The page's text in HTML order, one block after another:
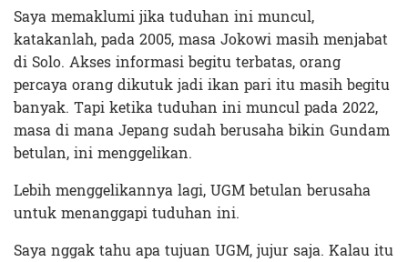
Saya memaklumi jika tuduhan ini muncul,
katakanlah, pada 2005, masa Jokowi masih menjabat
di Solo. Akses informasi begitu terbatas, orang
percaya orang dikutuk jadi ikan pari itu masih begitu
banyak. Tapi ketika tuduhan ini muncul pada 2022,
masa di mana Jepang sudah berusaha bikin Gundam
betulan, ini menggelikan.
Lebih menggelikannya lagi, UGM betulan berusaha
untuk menanggapi tuduhan ini.
Saya nggak tahu apa tujuan UGM, jujur saja. Kalau itu